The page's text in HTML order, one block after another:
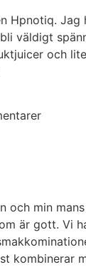
Hpnotiq. Jag
väldigt
och
och min
är gott. Vi
kombinerar